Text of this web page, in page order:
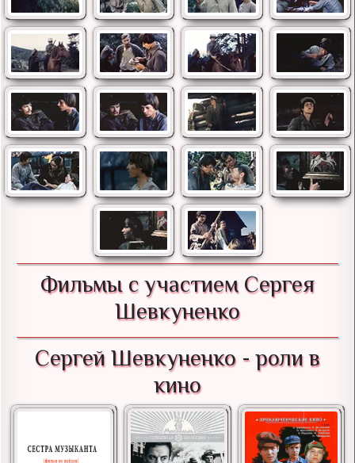
Фильмы с участием Сергея
Шевкуненко
Сергей Шевкуненко - роли в
кино